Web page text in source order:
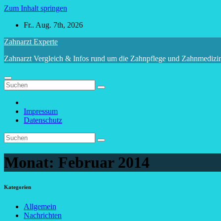
Zum Inhalt springen
Fr.. Aug. 7th, 2026
Zahnarzt Experte
Zahnarzt Vergleich & Infos rund um die Zahnpflege und
Impressum
Datenschutz
Monat: Februar 2014
Kategorien
Allgemein
Nachrichten